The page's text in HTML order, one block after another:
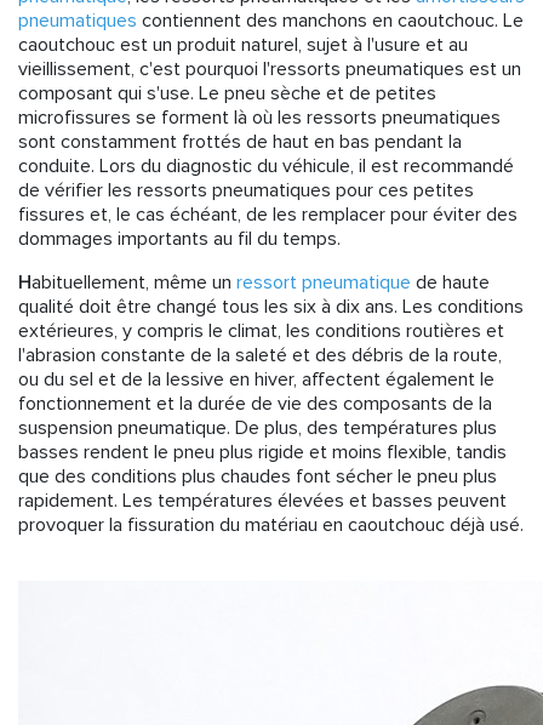
pneumatiques contiennent des manchons en caoutchouc. Le
caoutchouc est un produit naturel, sujet à l'usure et au
vieillissement, c'est pourquoi l'ressorts pneumatiques est un
composant qui s'use. Le pneu sèche et de petites
microfissures se forment là où les ressorts pneumatiques
sont constamment frottés de haut en bas pendant la
conduite. Lors du diagnostic du véhicule, il est recommandé
de vérifier les ressorts pneumatiques pour ces petites
fissures et, le cas échéant, de les remplacer pour éviter des
dommages importants au fil du temps.
Habituellement, même un ressort pneumatique de haute
qualité doit être changé tous les six à dix ans. Les conditions
extérieures, y compris le climat, les conditions routières et
l'abrasion constante de la saleté et des débris de la route,
ou du sel et de la lessive en hiver, affectent également le
fonctionnement et la durée de vie des composants de la
suspension pneumatique. De plus, des températures plus
basses rendent le pneu plus rigide et moins flexible, tandis
que des conditions plus chaudes font sécher le pneu plus
rapidement. Les températures élevées et basses peuvent
provoquer la fissuration du matériau en caoutchouc déjà usé.